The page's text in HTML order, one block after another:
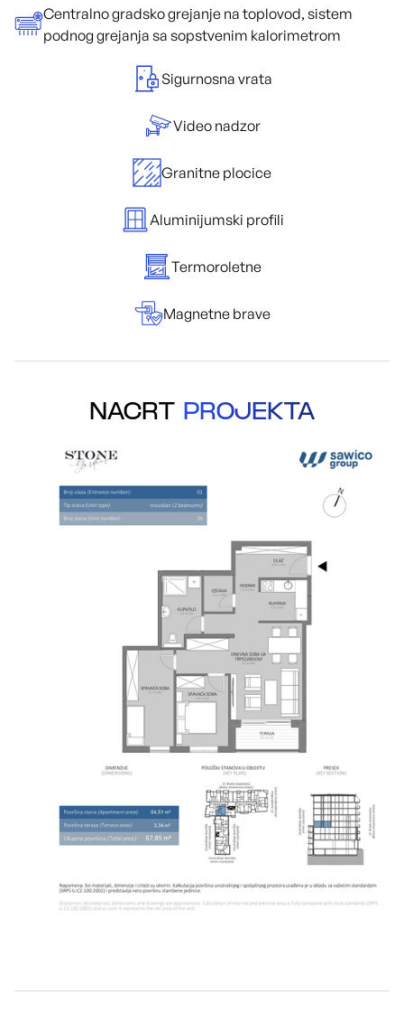
Centralno gradsko grejanje na toplovod, sistem
podnog grejanja sa sopstvenim kalorimetrom
Sigurnosna vrata
Video nadzor
Granitne plocice
Aluminijumski profili
Termoroletne
Magnetne brave
NACRT PROJEKTA